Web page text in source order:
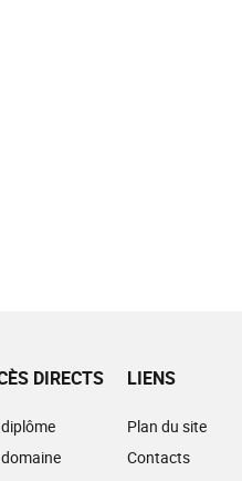
DIRECTS LIENS
Plan du site
Contacts